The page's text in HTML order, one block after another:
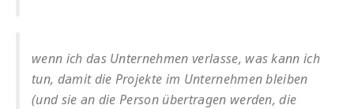
wenn ich das Unternehmen verlasse, was kann ich
tun, damit die Projekte im Unternehmen bleiben
(und sie an die Person übertragen werden, die